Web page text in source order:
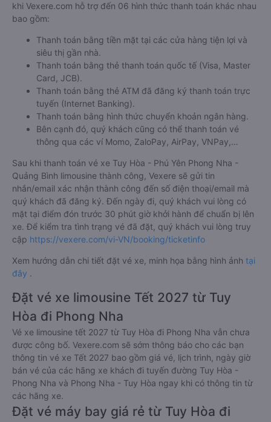
khi Vexere.com hỗ trợ đến 06 hình thức thanh toán khác nhau
bao gồm:
Thanh toán bằng tiền mặt tại các cửa hàng tiện lợi và
siêu thị gần nhà.
Thanh toán bằng thẻ thanh toán quốc tế (Visa, Master
Card, JCB).
Thanh toán bằng thẻ ATM đã đăng ký thanh toán trực
tuyến (Internet Banking).
Thanh toán bằng hình thức chuyển khoản ngân hàng.
Bên cạnh đó, quý khách cũng có thể thanh toán vé
thông qua các ví Momo, ZaloPay, AirPay, VNPay,…
Sau khi thanh toán vé xe Tuy Hòa - Phú Yên Phong Nha -
Quảng Bình limousine thành công, Vexere sẽ gửi tin
nhắn/email xác nhận thành công đến số điện thoại/email mà
quý khách đã đăng ký. Đến ngày đi, quý khách vui lòng có
mặt tại điểm đón trước 30 phút giờ khởi hành để chuẩn bị lên
xe. Để kiểm tra tình trạng vé đã đặt, quý khách vui lòng truy
cập https://vexere.com/vi-VN/booking/ticketinfo
Xem hướng dẫn chi tiết đặt vé xe, minh họa bằng hình ảnh tại
đây .
Đặt vé xe limousine Tết 2027 từ Tuy
Hòa đi Phong Nha
Vé xe limousine tết 2027 từ Tuy Hòa đi Phong Nha vẫn chưa
được công bố. Vexere.com sẽ sớm thông báo cho các bạn
thông tin vé xe Tết 2027 bao gồm giá vé, lịch trình, ngày giờ
bán vé của các hãng xe khách đi tuyến đường Tuy Hòa -
Phong Nha và Phong Nha - Tuy Hòa ngay khi có thông tin từ
các hãng xe.
Đặt vé máy bay giá rẻ từ Tuy Hòa đi